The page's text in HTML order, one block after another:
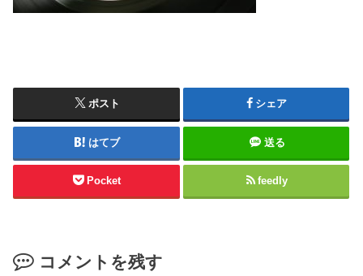
ポスト シェア
はてブ 送る
Pocket feedly
コメントを残す